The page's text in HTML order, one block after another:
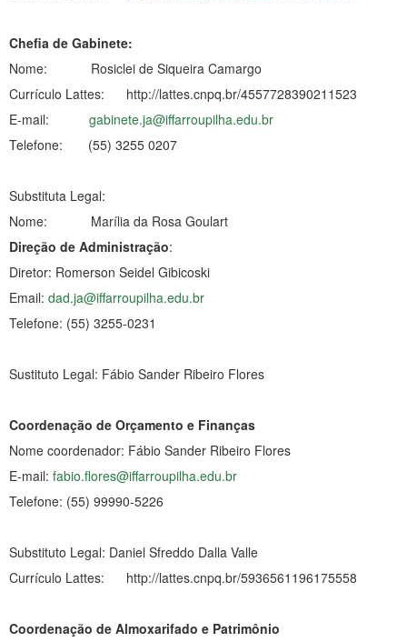
Chefia de Gabinete:
Nome: Rosiclei de Siqueira Camargo
Currículo Lattes: http://lattes.cnpq.br/4557728390211523
E-mail: gabinete.ja@iffarroupilha.edu.br
Telefone: (55) 3255 0207
Substituta Legal:
Nome: Marília da Rosa Goulart
Direção de Administração:
Diretor: Romerson Seidel Gibicoski
Email: dad.ja@iffarroupilha.edu.br
Telefone: (55) 3255-0231
Sustituto Legal: Fábio Sander Ribeiro Flores
Coordenação de Orçamento e Finanças
Nome coordenador: Fábio Sander Ribeiro Flores
E-mail: fabio.flores@iffarroupilha.edu.br
Telefone: (55) 99990-5226
Substituto Legal: Daniel Sfreddo Dalla Valle
Currículo Lattes: http://lattes.cnpq.br/5936561196175558
Coordenação de Almoxarifado e Patrimônio